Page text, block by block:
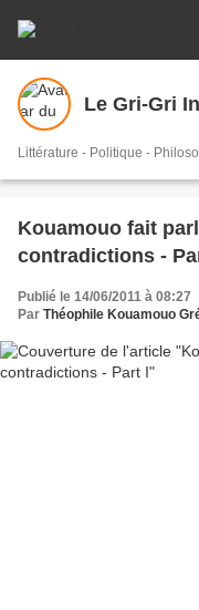
Le Gri-Gri
Littérature - Politique -
Kouamouo fait
contradictions -
Publié le 14/06/2011 à 08:27
Par Théophile Kouamouo